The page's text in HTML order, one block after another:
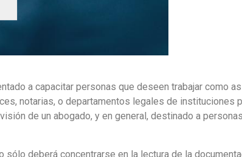
a capacitar personas que deseen trabajar como
notarias, o departamentos legales de instituciones
de un abogado, y en general, destinado a
sólo deberá concentrarse en la lectura de la